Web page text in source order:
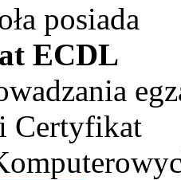
posiada
ECDL
Certyfikat